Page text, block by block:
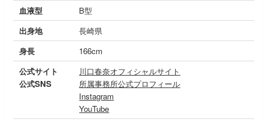
血液型
B型
出身地
長崎県
身長
166cm
公式サイト
公式SNS
川口春奈オフィシャルサイト
所属事務所公式プロフィール
Instagram
YouTube